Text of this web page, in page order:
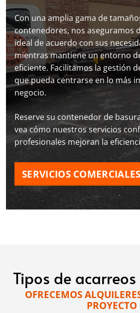
Con una amplia gama de
contenedores, nos aseguramos
ideal de acuerdo con sus
mientras mantiene un entorno
eficiente. Facilitamos la gestión
que pueda centrarse en lo más
negocio.
Reserve su contenedor de
vea cómo nuestros servicios
profesionales mejoran la
SERVICIOS COMERCIALES
Tipos de
OFRECEMOS
PROYECTO